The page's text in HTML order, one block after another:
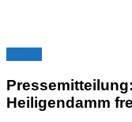
Heiligendamm